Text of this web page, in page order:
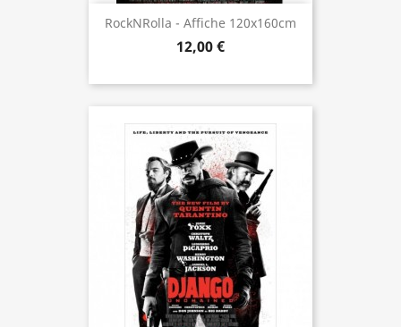
RockNRolla - Affiche 120x160cm
12,00 €